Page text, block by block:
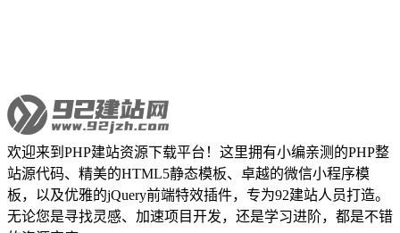
欢迎来到PHP建站资源下载平台！这里拥有小编亲测的PHP整
站源代码、精美的HTML5静态模板、卓越的微信小程序模
板，以及优雅的jQuery前端特效插件，专为92建站人员打造。
无论您是寻找灵感、加速项目开发，还是学习进阶，都是不错